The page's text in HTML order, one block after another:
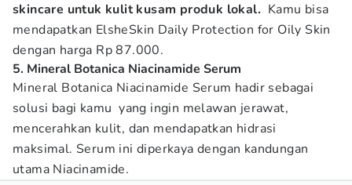
skincare untuk kulit kusam produk lokal. Kamu bisa
mendapatkan ElsheSkin Daily Protection for Oily Skin
dengan harga Rp 87.000.
5. Mineral Botanica Niacinamide Serum
Mineral Botanica Niacinamide Serum hadir sebagai
solusi bagi kamu yang ingin melawan jerawat,
mencerahkan kulit, dan mendapatkan hidrasi
maksimal. Serum ini diperkaya dengan kandungan
utama Niacinamide.